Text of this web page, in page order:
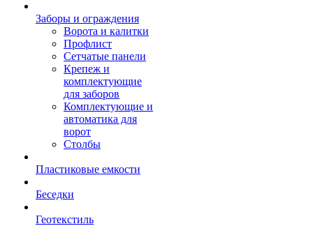
Заборы и ограждения
Ворота и калитки
Профлист
Сетчатые панели
Крепеж и
комплектующие
для заборов
Комплектующие и
автоматика для
ворот
Столбы
Пластиковые емкости
Беседки
Геотекстиль